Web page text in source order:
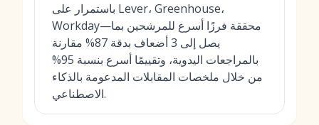
باستمرار على Lever، Greenhouse،
Workday—محققة فرزًا أسرع للمرشحين بما
يصل إلى 3 أضعاف بدقة 87% مقارنة
بالمراجعات اليدوية، وتقييمًا أسرع بنسبة 95%
من خلال ملخصات المقابلات المدعومة بالذكاء
الاصطناعي.